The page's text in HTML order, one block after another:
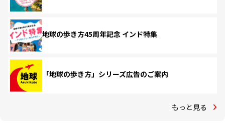
地球の歩き方45周年記念 インド特集
「地球の歩き方」シリーズ広告のご案内
もっと見る